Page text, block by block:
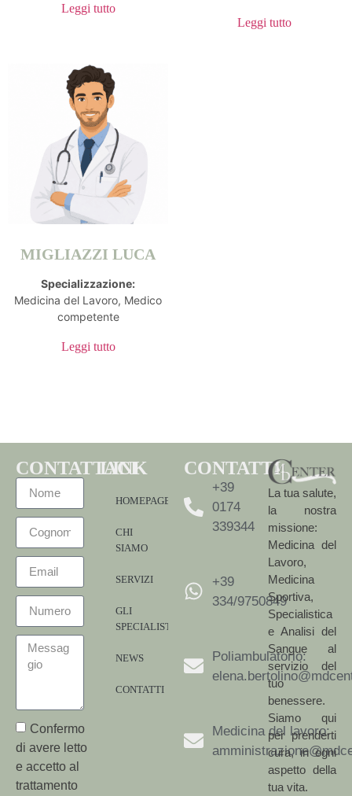
Leggi tutto
Leggi tutto
MIGLIAZZI LUCA
Specializzazione:
Medicina del Lavoro, Medico
competente
Leggi tutto
CONTATTACI
Confermo
di avere letto
e accetto al
trattamento
LINK
HOMEPAGE
CHI
SIAMO
SERVIZI
GLI
SPECIALISTI
NEWS
CONTATTI
CONTATTI
+39
0174
339344
+39
334/9750849
Poliambulatorio:
Medicina del lavoro:
La tua salute,
la nostra
missione:
Medicina del
Lavoro,
Medicina
Sportiva,
Specialistica
e Analisi del
Sangue al
servizio del
tuo
benessere.
Siamo qui
per prenderti
cura, in ogni
aspetto della
tua vita.